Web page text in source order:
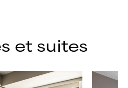
et suites